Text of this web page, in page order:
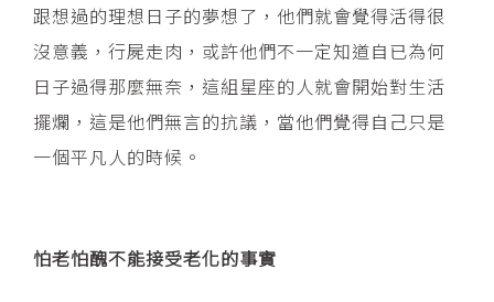
跟想過的理想日子的夢想了，他們就會覺得活得很
沒意義，行屍走肉，或許他們不一定知道自已為何
日子過得那麼無奈，這組星座的人就會開始對生活
擺爛，這是他們無言的抗議，當他們覺得自己只是
一個平凡人的時候。
怕老怕醜不能接受老化的事實